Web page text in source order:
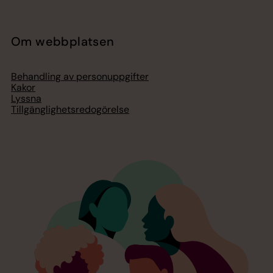
Om webbplatsen
Behandling av personuppgifter
Kakor
Lyssna
Tillgänglighetsredogörelse